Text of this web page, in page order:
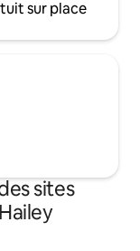
sur place
sites